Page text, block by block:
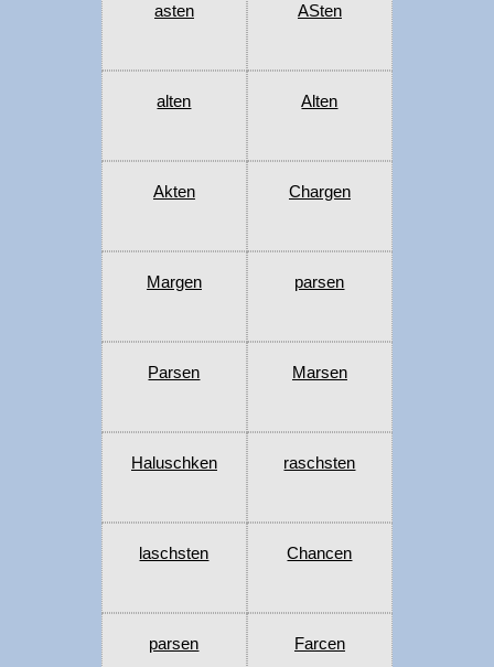
asten ASten
alten Alten
Akten Chargen
Margen parsen
Parsen Marsen
Haluschken raschsten
laschsten Chancen
parsen Farcen